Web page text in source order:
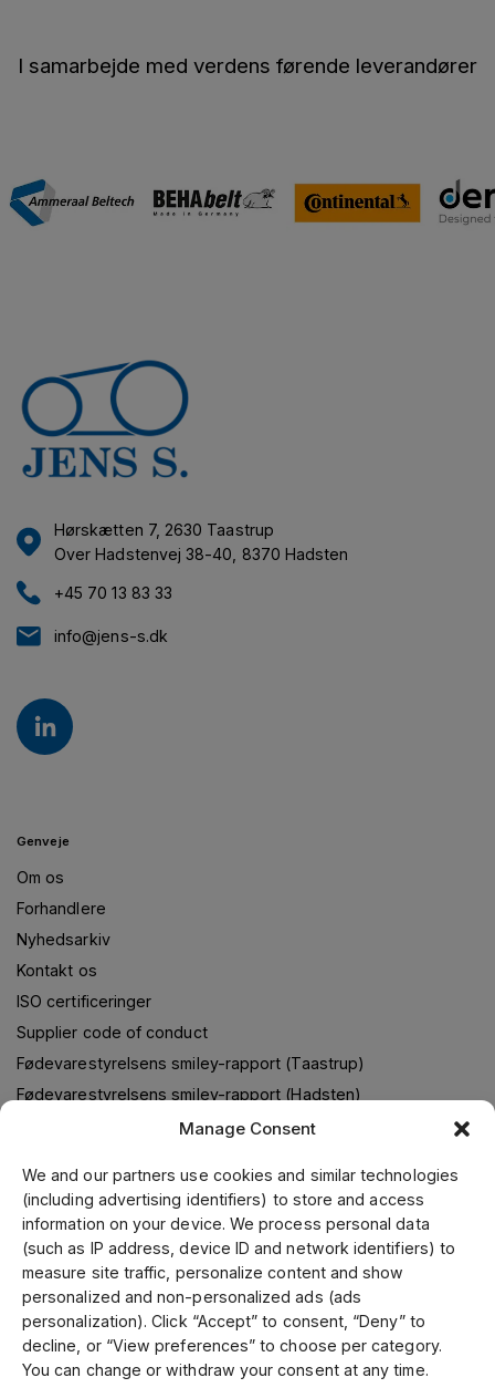
Manage Consent
We and our partners use cookies and similar technologies
(including advertising identifiers) to store and access
information on your device. We process personal data
(such as IP address, device ID and network identifiers) to
measure site traffic, personalize content and show
personalized and non-personalized ads (ads
personalization). Click “Accept” to consent, “Deny” to
decline, or “View preferences” to choose per category.
You can change or withdraw your consent at any time.
I samarbejde med verdens førende leverandører
Hørskætten 7, 2630 Taastrup
Over Hadstenvej 38-40, 8370 Hadsten
+45 70 13 83 33
info@jens-s.dk
Genveje
Om os
Forhandlere
Nyhedsarkiv
Kontakt os
ISO certificeringer
Supplier code of conduct
Fødevarestyrelsens smiley-rapport (Taastrup)
Fødevarestyrelsens smiley-rapport (Hadsten)
Om os
Jens S. Transmissioner leverer transmissionsløsninger i
samarbejde med verdens førende leverandører. Gennem
vores førende position i Skandinavien, samt fokus på kvalitet
og kundeservice, kan vi tilbyde et bredt sortiment til
konkurrencedygtige priser. Vi fremstiller kunde- og
specialtilpassede produkter på vores mekaniske værksted.
Vi er certificeret inden for ISO 9001, 14001 og 45001.